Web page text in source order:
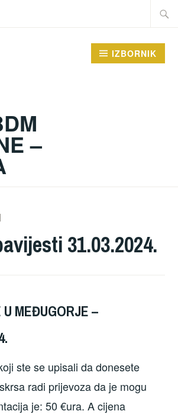
Traži:
–
IZBORNIK
31.03.2024.
MEĐUGORJE –
ste se upisali da donesete
radi prijevoza da je mogu
je: 50 €ura. A cijena